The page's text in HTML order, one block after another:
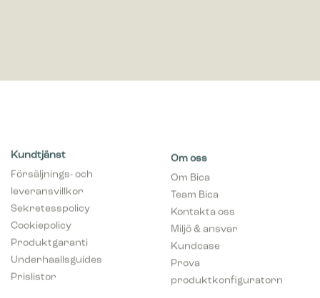
Kundtjänst
Försäljnings- och
leveransvillkor
Sekretesspolicy
Cookiepolicy
Produktgaranti
Underhaallsguides
Prislistor
Om oss
Om Bica
Team Bica
Kontakta oss
Miljö & ansvar
Kundcase
Prova
produktkonfiguratorn